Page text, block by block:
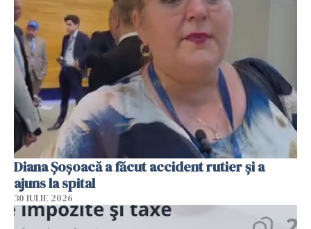
Diana Șoșoacă a făcut accident rutier și a
ajuns la spital
30 IULIE 2026